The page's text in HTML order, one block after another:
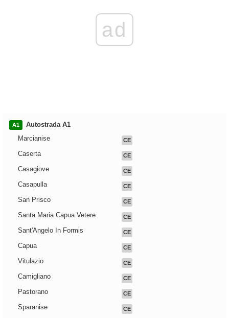
ad
A1
Autostrada A1
Marcianise
CE
Caserta CE
Casagiove CE
Casapulla CE
San Prisco CE
Santa Maria Capua Vetere CE
Sant'Angelo In Formis CE
Capua CE
Vitulazio CE
Camigliano CE
Pastorano CE
Sparanise CE